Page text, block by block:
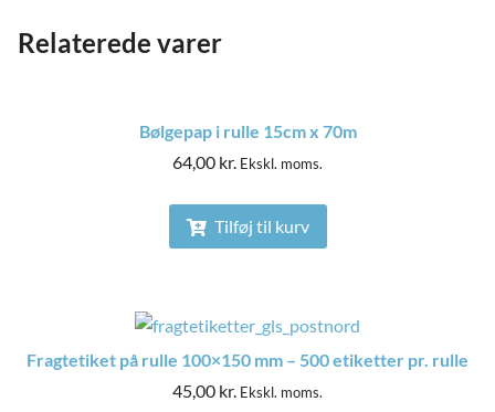
Relaterede varer
Bølgepap i rulle 15cm x 70m
64,00 kr. Ekskl. moms.
Tilføj til kurv
Fragtetiket på rulle 100×150 mm – 500 etiketter pr. rulle
45,00 kr. Ekskl. moms.